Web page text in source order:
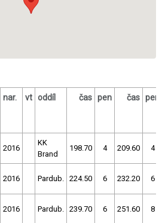
nar. vt oddíl čas pen čas pen
2016
KK
Brand
198.70 4 209.60 4
2016 Pardub. 224.50 6 232.20 6
2016 Pardub. 239.70 6 251.60 8